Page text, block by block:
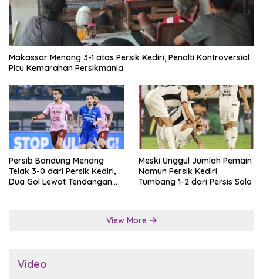
Makassar Menang 3-1 atas Persik Kediri, Penalti Kontroversial
Picu Kemarahan Persikmania
Persib Bandung Menang
Telak 3-0 dari Persik Kediri,
Dua Gol Lewat Tendangan
Meski Unggul Jumlah Pemain
Namun Persik Kediri
Tumbang 1-2 dari Persis Solo
View More
Video